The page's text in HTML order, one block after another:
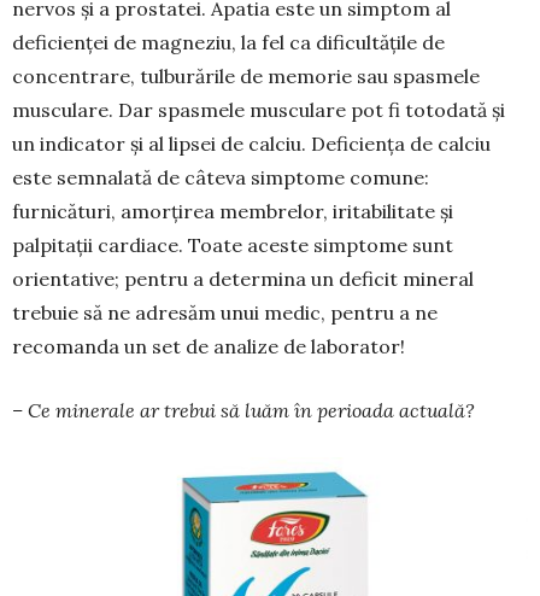
nervos și a prostatei. Apatia este un simptom al
deficienței de magneziu, la fel ca dificultățile de
concentrare, tulburările de memo­rie sau spasmele
musculare. Dar spasmele mus­cu­lare pot fi totodată și
un indicator și al lipsei de calciu. Deficiența de calciu
este semnalată de câteva simptome comune:
furnicături, amorțirea membrelor, iritabilitate și
palpitații cardiace. Toa­te aceste simptome sunt
orientative; pentru a determina un deficit mineral
trebuie să ne adre­săm unui medic, pentru a ne
recomanda un set de analize de laborator!
– Ce minerale ar trebui să luăm în perioada actuală?